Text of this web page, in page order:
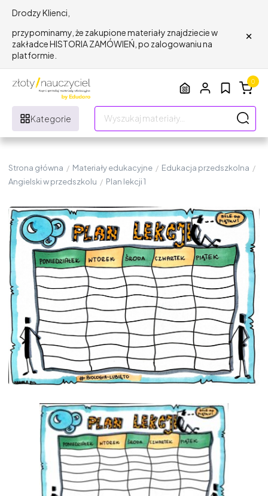
Drodzy Klienci,
przypominamy, że zakupione materiały znajdziecie w
zakładce HISTORIA ZAMÓWIEŃ, po zalogowaniu na
platformie.
×
Kategorie
0
Strona główna / Materiały edukacyjne / Edukacja przedszkolna /
Angielski w przedszkolu / Plan lekcji 1